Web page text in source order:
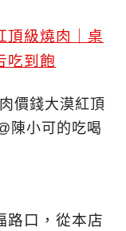
頂級燒肉｜桌
吃到飽
路口，從本店